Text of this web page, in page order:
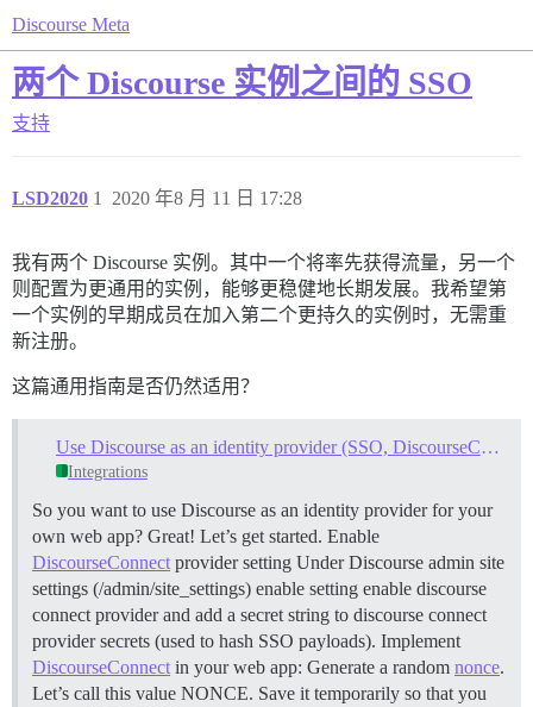
Discourse Meta
两个 Discourse 实例之间的 SSO
支持
LSD2020 2020 年8 月 11 日 17:28
1
我有两个 Discourse 实例。其中一个将率先获得流量，另一个
则配置为更通用的实例，能够更稳健地长期发展。我希望第
一个实例的早期成员在加入第二个更持久的实例时，无需重
新注册。
这篇通用指南是否仍然适用？
Use Discourse as an identity provider (SSO, DiscourseConnect)
Integrations
So you want to use Discourse as an identity provider for your
own web app? Great! Let’s get started. Enable
DiscourseConnect provider setting Under Discourse admin site
settings (/admin/site_settings) enable setting enable discourse
connect provider and add a secret string to discourse connect
provider secrets (used to hash SSO payloads). Implement
DiscourseConnect in your web app: Generate a random nonce.
Let’s call this value NONCE. Save it temporarily so that you